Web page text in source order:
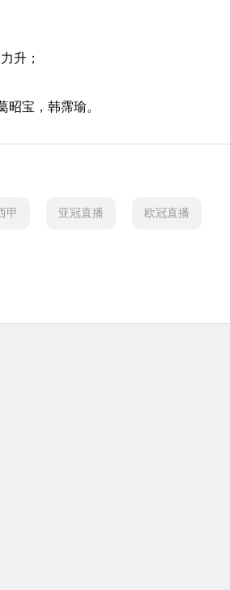
升；
宝，韩霈瑜。
甲 亚冠直播 欧冠直播